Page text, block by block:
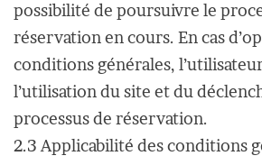
possibilité de poursuivre le
réservation en cours. En cas
conditions générales,
l’utilisation du site et du
processus de réservation.
2.3 Applicabilité des conditions